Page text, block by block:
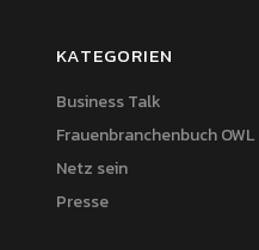
KATEGORIEN
Business Talk
Frauenbranchenbuch OWL
Netz sein
Presse